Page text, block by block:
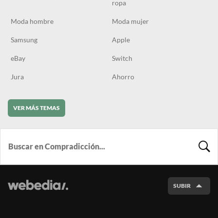
ropa
Moda hombre Moda mujer
Samsung Apple
eBay Switch
Jura Ahorro
VER MÁS TEMAS
SUBIR